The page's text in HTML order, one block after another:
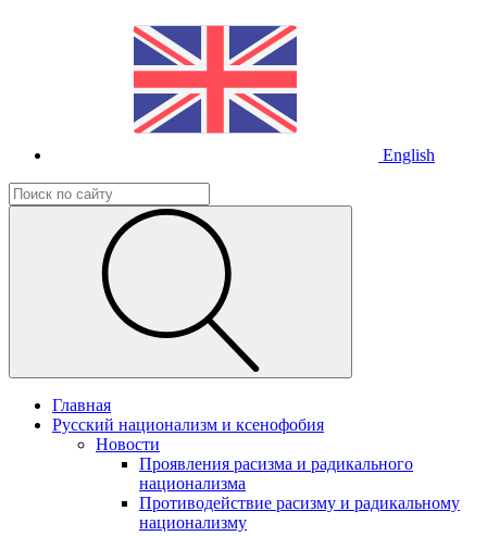
English
Главная
Русский национализм и ксенофобия
Новости
Проявления расизма и радикального
национализма
Противодействие расизму и радикальному
национализму